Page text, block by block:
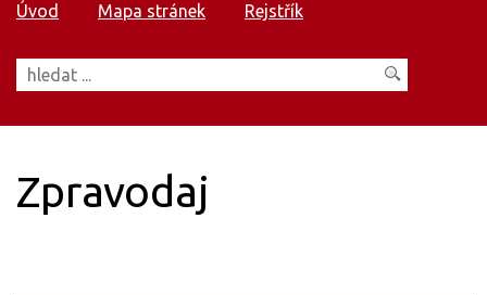
Úvod Mapa stránek Rejstřík
Zpravodaj